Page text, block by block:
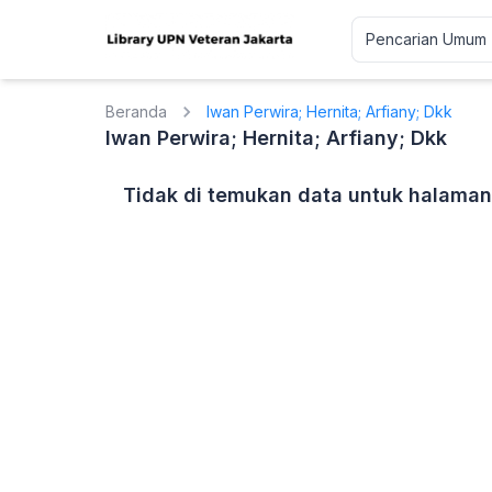
Beranda Iwan Perwira; Hernita; Arfiany; Dkk
Iwan Perwira; Hernita; Arfiany; Dkk
Tidak di temukan data untuk